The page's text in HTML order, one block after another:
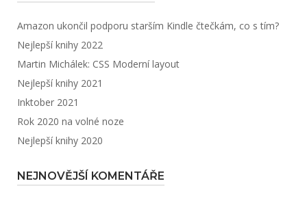
Amazon ukončil podporu starším Kindle čtečkám, co s tím?
Nejlepší knihy 2022
Martin Michálek: CSS Moderní layout
Nejlepší knihy 2021
Inktober 2021
Rok 2020 na volné noze
Nejlepší knihy 2020
NEJNOVĚJŠÍ KOMENTÁŘE